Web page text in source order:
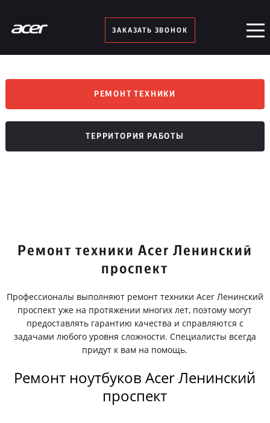
ЗАКАЗАТЬ ЗВОНОК
РЕМОНТ ТЕХНИКИ
ТЕРРИТОРИЯ РАБОТЫ
Ремонт техники Acer Ленинский
проспект
Профессионалы выполняют ремонт техники Acer Ленинский
проспект уже на протяжении многих лет, поэтому могут
предоставлять гарантию качества и справляются с
задачами любого уровня сложности. Специалисты всегда
придут к вам на помощь.
Ремонт ноутбуков Acer Ленинский
проспект